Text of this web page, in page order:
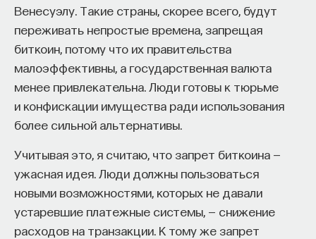
Венесуэлу. Такие страны, скорее всего, будут
переживать непростые времена, запрещая
биткоин, потому что их правительства
малоэффективны, а государственная валюта
менее привлекательна. Люди готовы к тюрьме
и конфискации имущества ради использования
более сильной альтернативы.
Учитывая это, я считаю, что запрет биткоина —
ужасная идея. Люди должны пользоваться
новыми возможностями, которых не давали
устаревшие платежные системы, — снижение
расходов на транзакции. К тому же запрет
Что такое партнёрский материал?
Внеси свой вклад в дело
просвещения!